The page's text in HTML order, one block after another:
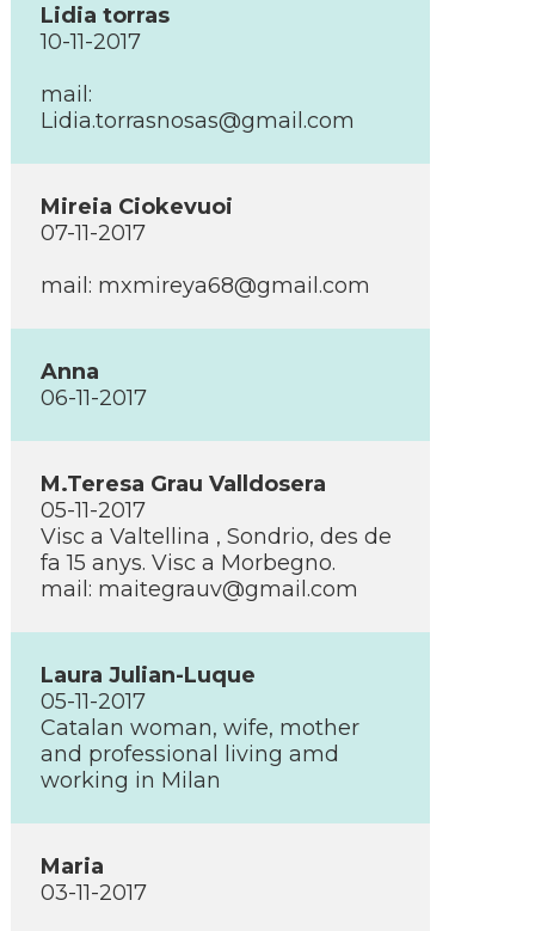
Lidia torras
10-11-2017
mail:
Lidia.torrasnosas@gmail.com
Mireia Ciokevuoi
07-11-2017
mail: mxmireya68@gmail.com
Anna
06-11-2017
M.Teresa Grau Valldosera
05-11-2017
Visc a Valtellina , Sondrio, des de
fa 15 anys. Visc a Morbegno.
mail: maitegrauv@gmail.com
Laura Julian-Luque
05-11-2017
Catalan woman, wife, mother
and professional living amd
working in Milan
Maria
03-11-2017